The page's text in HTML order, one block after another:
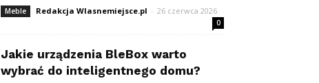
Meble Redakcja Wlasnemiejsce.pl - 26 czerwca 2026
0
Jakie urządzenia BleBox warto
wybrać do inteligentnego domu?